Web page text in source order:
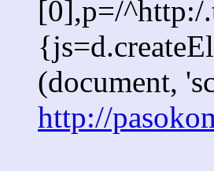
[0],p=/^http:/
(document,
http://